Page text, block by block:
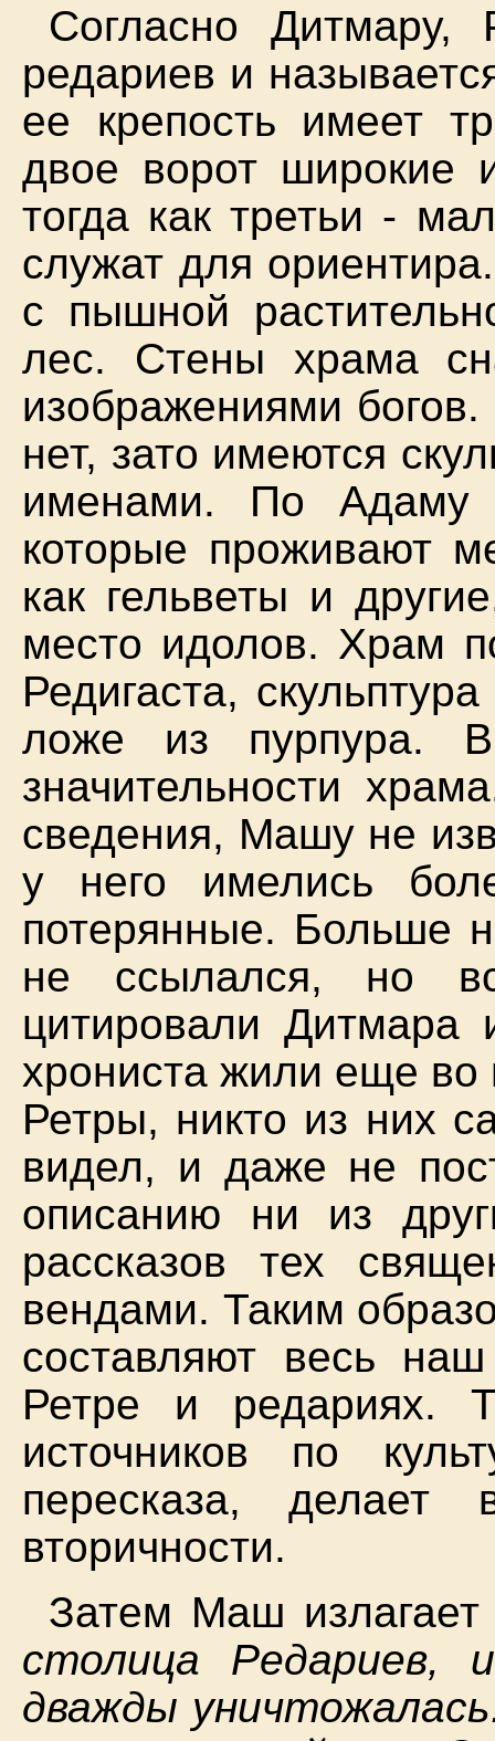
Согласно Дитмару,
редариев и
ее крепость имеет
двое ворот широкие
тогда как третьи -
служат для
с пышной
лес. Стены храма
изображениями
нет, зато имеются
именами. По Адаму
которые проживают
как гельветы и
место идолов. Храм
Редигаста,
ложе из пурпура. В
значительности
сведения, Машу не
у него имелись
потерянные. Больше
не ссылался, но
цитировали
хрониста жили еще
Ретры, никто из них
видел, и даже не
описанию ни из
рассказов тех
вендами. Таким
составляют весь
Ретре и редариях.
источников по
пересказа,
вторичности.
Затем Маш
столица Редариев,
дважды